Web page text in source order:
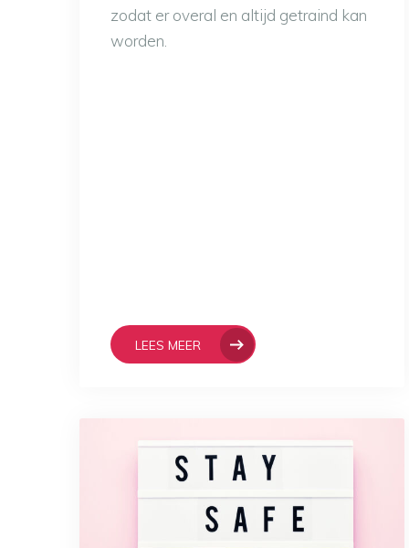
zodat er overal en altijd getraind kan
worden.
LEES MEER